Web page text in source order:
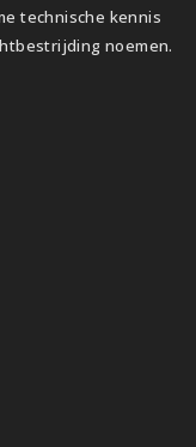
technische kennis
noemen.